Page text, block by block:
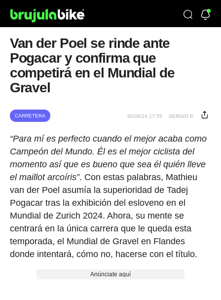
Van der Poel se rinde ante
Pogacar y confirma que
competirá en el Mundial de
Gravel
CARRETERA 30/09/24 17:55 SERGIO P.
“Para mí es perfecto cuando el mejor acaba como
Campeón del Mundo. Él es el mejor ciclista del
momento así que es bueno que sea él quién lleve
el maillot arcoíris”. Con estas palabras, Mathieu
van der Poel asumía la superioridad de Tadej
Pogacar tras la exhibición del esloveno en el
Mundial de Zurich 2024. Ahora, su mente se
centrará en la única carrera que le queda esta
temporada, el Mundial de Gravel en Flandes
donde intentará, cómo no, hacerse con el título.
Anúnciate aquí